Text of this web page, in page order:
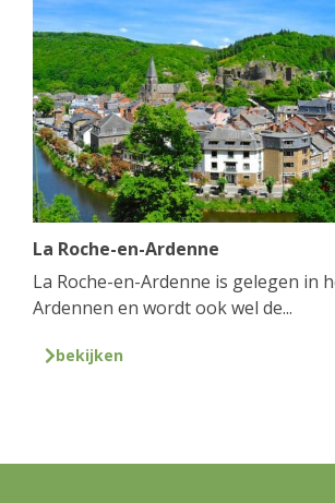
La Roche-en-Ardenne
La Roche-en-Ardenne is gelegen in
Ardennen en wordt ook wel de...
bekijken